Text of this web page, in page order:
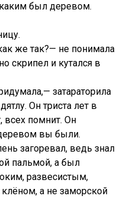
был деревом.
же так?— не понимала
скрипел и кутался в
затараторила
Он триста лет в
всех помнит. Он
вы были.
загоревал, ведь знал
пальмой, а был
развесистым,
а не заморской